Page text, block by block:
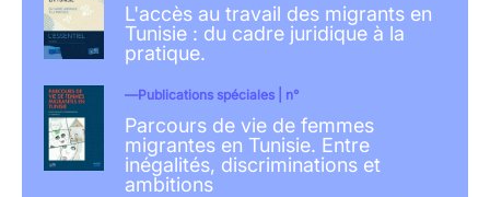
L'accès au travail des migrants en
Tunisie : du cadre juridique à la
pratique.
Publications spéciales | n°
Parcours de vie de femmes
migrantes en Tunisie. Entre
inégalités, discriminations et
ambitions